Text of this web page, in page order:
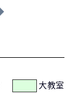
大教室